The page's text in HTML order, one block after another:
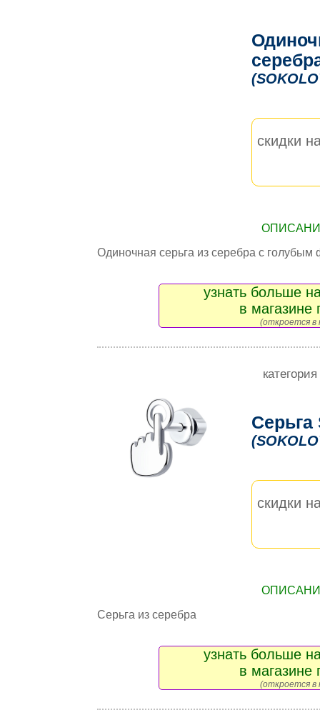
скидки
Одиночная серьга из серебра с голубым
узнать больше
в магазине
(откроется в
Серьга
скидки
Серьга из серебра
узнать больше
в магазине
(откроется в